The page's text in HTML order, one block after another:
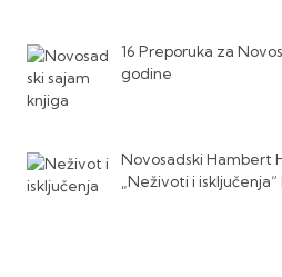
16 Preporuka za
godine
Novosadski Hambert
„Neživoti i